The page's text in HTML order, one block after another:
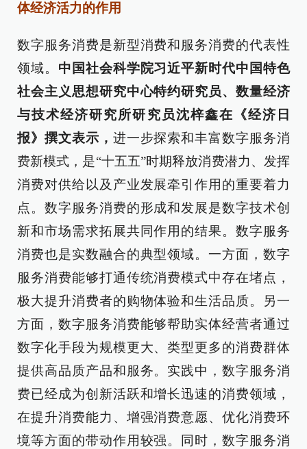
体经济活力的作用
数字服务消费是新型消费和服务消费的代表性
领域。 中国社会科学院习近平新时代中国特色
社会主义思想研究中心特约研究员、数量经济
与技术经济研究所研究员沈梓鑫在《经济日
报》撰文表示， 进一步探索和丰富数字服务消
费新模式，是“十五五”时期释放消费潜力、发挥
消费对供给以及产业发展牵引作用的重要着力
点。数字服务消费的形成和发展是数字技术创
新和市场需求拓展共同作用的结果。数字服务
消费也是实数融合的典型领域。一方面，数字
服务消费能够打通传统消费模式中存在堵点，
极大提升消费者的购物体验和生活品质。另一
方面，数字服务消费能够帮助实体经营者通过
数字化手段为规模更大、类型更多的消费群体
提供高品质产品和服务。实践中，数字服务消
费已经成为创新活跃和增长迅速的消费领域，
在提升消费能力、增强消费意愿、优化消费环
境等方面的带动作用较强。同时，数字服务消